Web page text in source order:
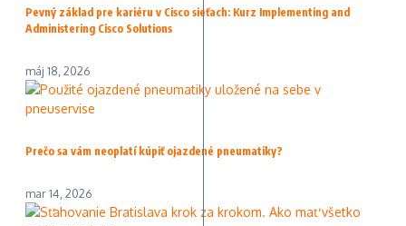
Pevný základ pre kariéru v Cisco sieťach: Kurz Implementing and
Administering Cisco Solutions
máj 18, 2026
Prečo sa vám neoplatí kúpiť ojazdené pneumatiky?
mar 14, 2026